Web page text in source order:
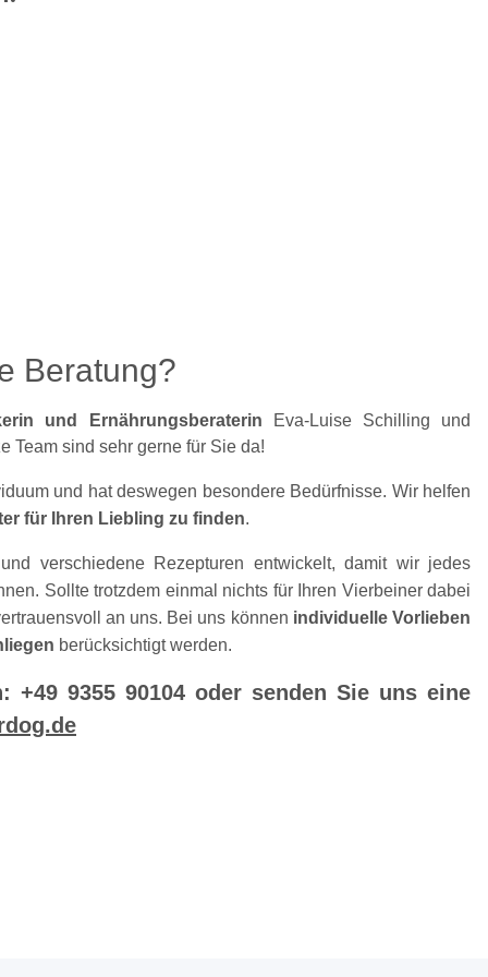
Beratung?
und Ernährungsberaterin
Eva-Luise Schilling und
Team sind sehr gerne für Sie da!
und hat deswegen besondere Bedürfnisse. Wir helfen
für Ihren Liebling zu finden.
verschiedene Rezepturen entwickelt, damit wir jedes
Sollte trotzdem einmal nichts für Ihren Vierbeiner dabei
an uns. Bei uns können individuelle Vorlieben
berücksichtigt werden.
+49 9355 90104 oder senden Sie uns eine